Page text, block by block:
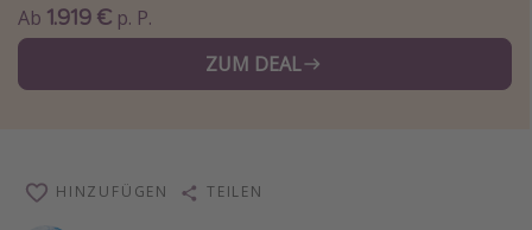
Wellnessurlaub
Singlereisen
Ab 1.919 € p. P.
ZUM DEAL
HINZUFÜGEN TEILEN